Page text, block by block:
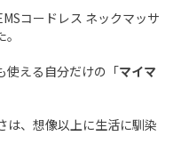
コードレス ネックマッサ
使える自分だけの「マイマ
は、想像以上に生活に馴染